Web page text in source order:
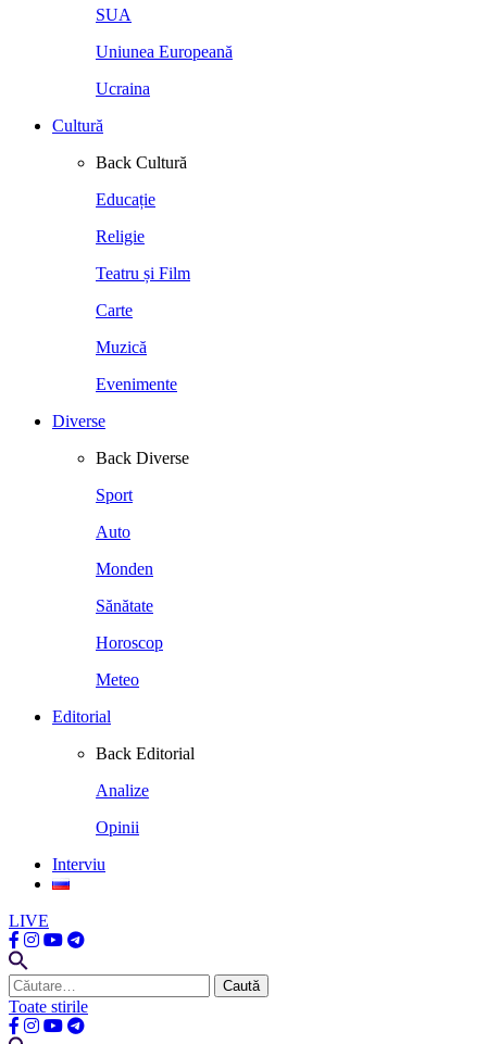
SUA
Uniunea Europeană
Ucraina
Cultură
Back Cultură
Educație
Religie
Teatru și Film
Carte
Muzică
Evenimente
Diverse
Back Diverse
Sport
Auto
Monden
Sănătate
Horoscop
Meteo
Editorial
Back Editorial
Analize
Opinii
Interviu
LIVE
Caută
după:
Toate stirile